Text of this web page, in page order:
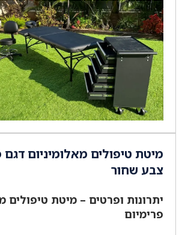
מיטת טיפולים מאלומיניום דגם
צבע שחור
יתרונות ופרטים – מיטת טיפולים
פרימיום